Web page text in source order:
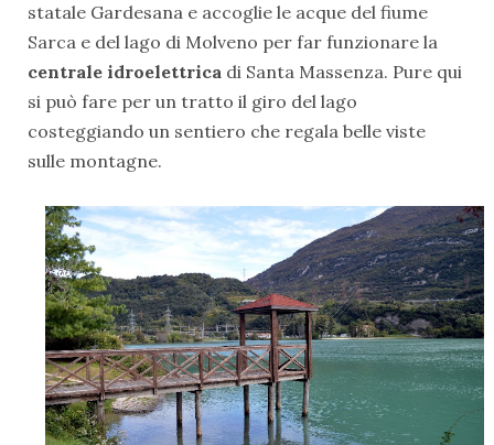
statale Gardesana e accoglie le acque del fiume
Sarca e del lago di Molveno per far funzionare la
centrale idroelettrica di Santa Massenza. Pure qui
si può fare per un tratto il giro del lago
costeggiando un sentiero che regala belle viste
sulle montagne.